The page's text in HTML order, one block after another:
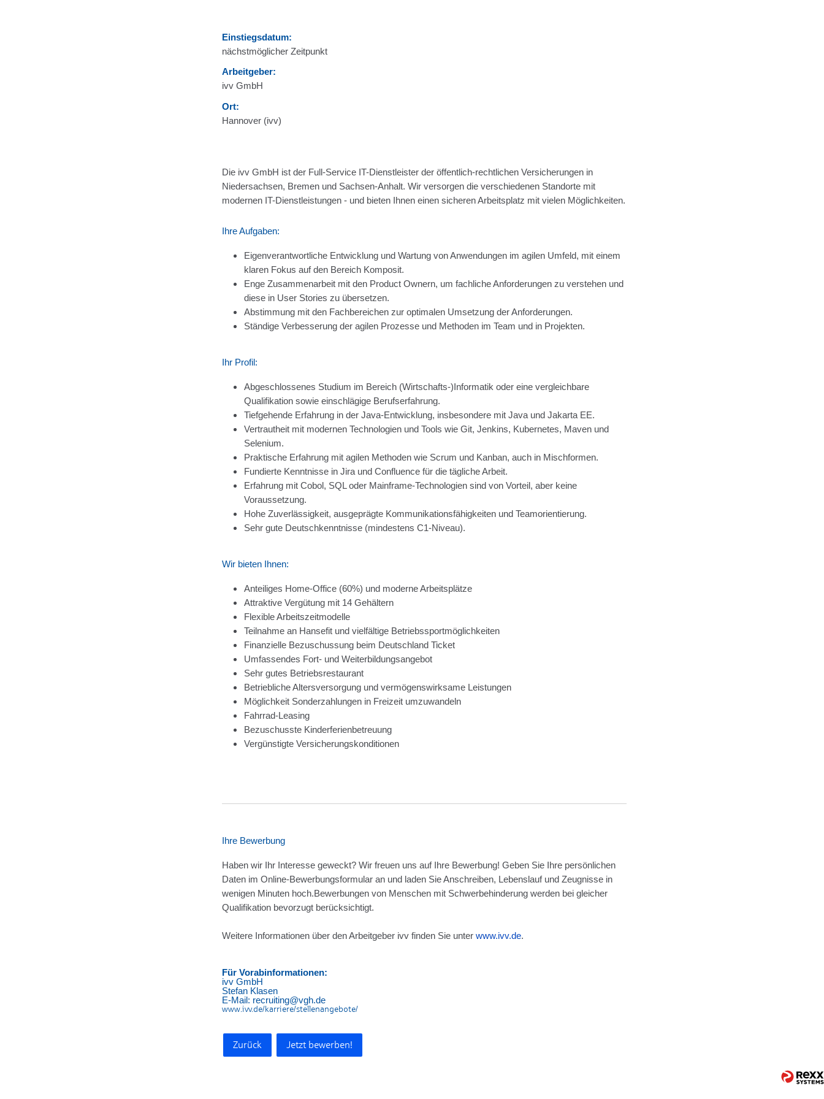
Einstiegsdatum:
nächstmöglicher Zeitpunkt
Arbeitgeber:
ivv GmbH
Ort:
Hannover (ivv)
Die ivv GmbH ist der Full-Service IT-Dienstleister der öffentlich-rechtlichen Versicherungen in
Niedersachsen, Bremen und Sachsen-Anhalt. Wir versorgen die verschiedenen Standorte mit
modernen IT-Dienstleistungen - und bieten Ihnen einen sicheren Arbeitsplatz mit vielen Möglichkeiten.
Ihre Aufgaben:
Eigenverantwortliche Entwicklung und Wartung von Anwendungen im agilen Umfeld, mit einem
klaren Fokus auf den Bereich Komposit.
Enge Zusammenarbeit mit den Product Ownern, um fachliche Anforderungen zu verstehen und
diese in User Stories zu übersetzen.
Abstimmung mit den Fachbereichen zur optimalen Umsetzung der Anforderungen.
Ständige Verbesserung der agilen Prozesse und Methoden im Team und in Projekten.
Ihr Profil:
Abgeschlossenes Studium im Bereich (Wirtschafts-)Informatik oder eine vergleichbare
Qualifikation sowie einschlägige Berufserfahrung.
Tiefgehende Erfahrung in der Java-Entwicklung, insbesondere mit Java und Jakarta EE.
Vertrautheit mit modernen Technologien und Tools wie Git, Jenkins, Kubernetes, Maven und
Selenium.
Praktische Erfahrung mit agilen Methoden wie Scrum und Kanban, auch in Mischformen.
Fundierte Kenntnisse in Jira und Confluence für die tägliche Arbeit.
Erfahrung mit Cobol, SQL oder Mainframe-Technologien sind von Vorteil, aber keine
Voraussetzung.
Hohe Zuverlässigkeit, ausgeprägte Kommunikationsfähigkeiten und Teamorientierung.
Sehr gute Deutschkenntnisse (mindestens C1-Niveau).
Wir bieten Ihnen:
Anteiliges Home-Office (60%) und moderne Arbeitsplätze
Attraktive Vergütung mit 14 Gehältern
Flexible Arbeitszeitmodelle
Teilnahme an Hansefit und vielfältige Betriebssportmöglichkeiten
Finanzielle Bezuschussung beim Deutschland Ticket
Umfassendes Fort- und Weiterbildungsangebot
Sehr gutes Betriebsrestaurant
Betriebliche Altersversorgung und vermögenswirksame Leistungen
Möglichkeit Sonderzahlungen in Freizeit umzuwandeln
Fahrrad-Leasing
Bezuschusste Kinderferienbetreuung
Vergünstigte Versicherungskonditionen
Ihre Bewerbung
Haben wir Ihr Interesse geweckt? Wir freuen uns auf Ihre Bewerbung! Geben Sie Ihre persönlichen
Daten im Online-Bewerbungsformular an und laden Sie Anschreiben, Lebenslauf und Zeugnisse in
wenigen Minuten hoch.Bewerbungen von Menschen mit Schwerbehinderung werden bei gleicher
Qualifikation bevorzugt berücksichtigt.
Weitere Informationen über den Arbeitgeber ivv finden Sie unter www.ivv.de.
Für Vorabinformationen:
ivv GmbH
Stefan Klasen
E-Mail: recruiting@vgh.de
www.ivv.de/karriere/stellenangebote/
Zurück Jetzt bewerben!